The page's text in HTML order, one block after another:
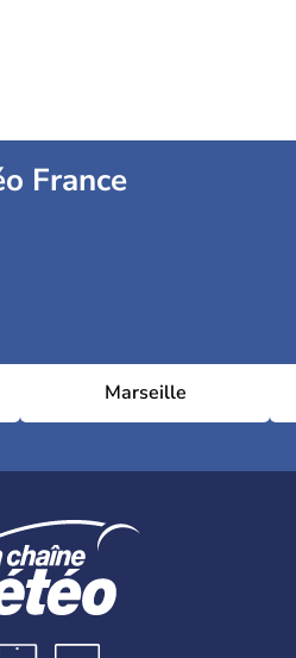
France
Marseille